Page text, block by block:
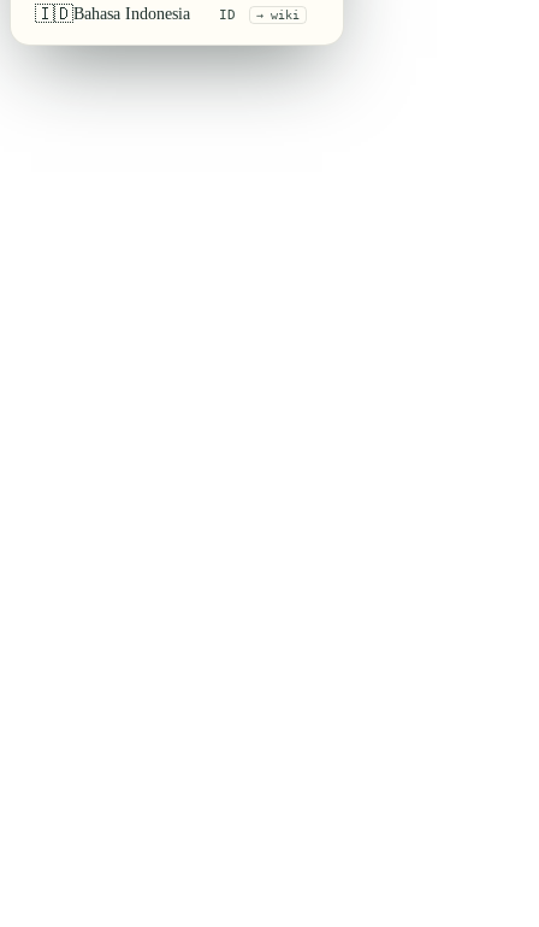
🇮🇩Bahasa Indonesia ID → wiki